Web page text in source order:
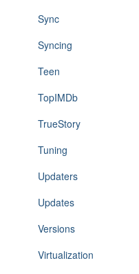
Sync
Syncing
Teen
TopIMDb
TrueStory
Tuning
Updaters
Updates
Versions
Virtualization